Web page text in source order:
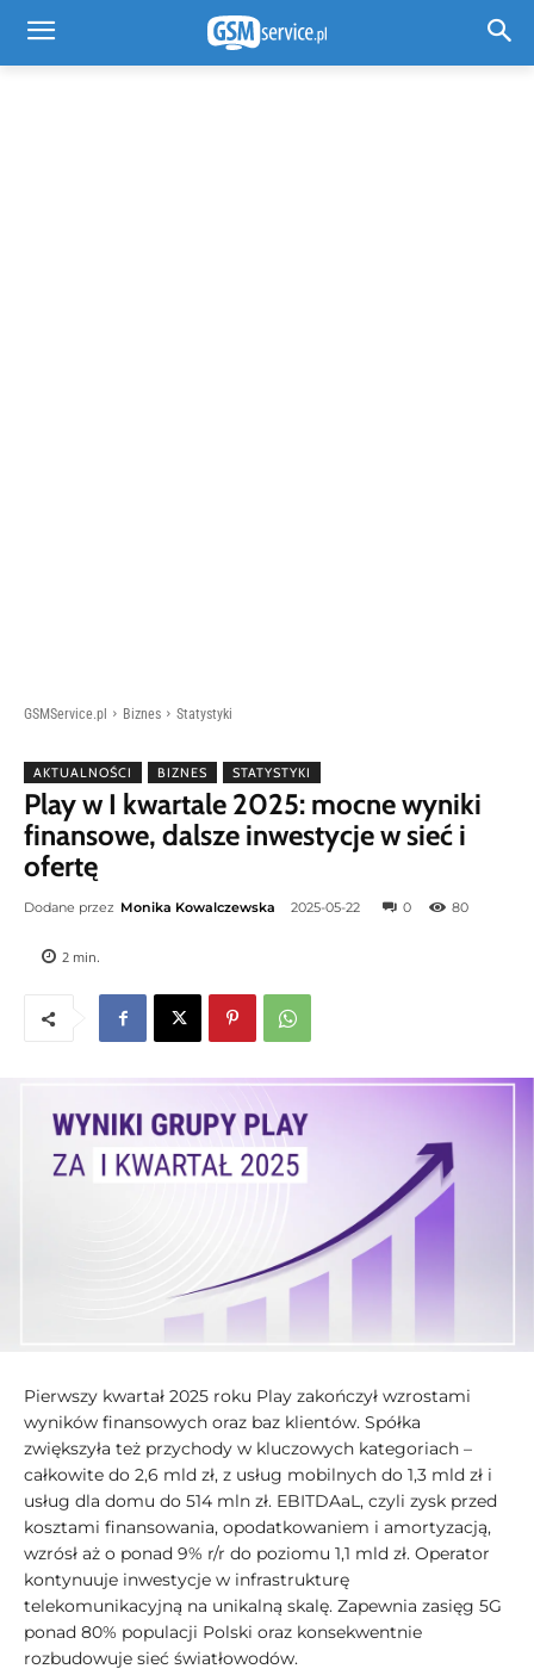
GSMService.pl Biznes Statystyki
AKTUALNOŚCI BIZNES STATYSTYKI
Play w I kwartale 2025: mocne wyniki
finansowe, dalsze inwestycje w sieć i
ofertę
Dodane przez Monika Kowalczewska 2025-05-22 0 80
2 min.
Pierwszy kwartał 2025 roku Play zakończył wzrostami
wyników finansowych oraz baz klientów. Spółka
zwiększyła też przychody w kluczowych kategoriach –
całkowite do 2,6 mld zł, z usług mobilnych do 1,3 mld zł i
usług dla domu do 514 mln zł. EBITDAaL, czyli zysk przed
kosztami finansowania, opodatkowaniem i amortyzacją,
wzrósł aż o ponad 9% r/r do poziomu 1,1 mld zł. Operator
kontynuuje inwestycje w infrastrukturę
telekomunikacyjną na unikalną skalę. Zapewnia zasięg 5G
ponad 80% populacji Polski oraz konsekwentnie
rozbudowuje sieć światłowodów.